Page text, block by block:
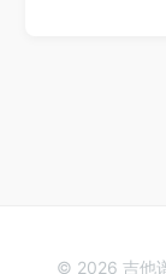
© 2026 吉他